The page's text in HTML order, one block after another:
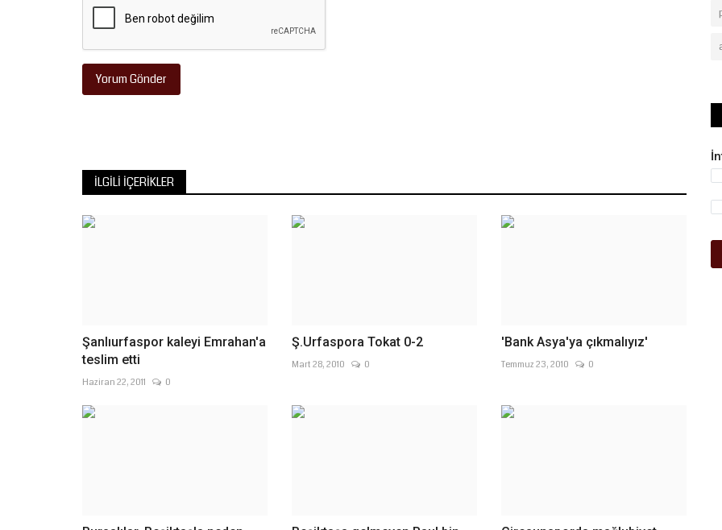
Yorum Gönder
İLGILI İÇERIKLER
Şanlıurfaspor kaleyi Emrahan'a
teslim etti
Haziran 22, 2011 0
Ş.Urfaspora Tokat 0-2
Mart 28, 2010 0
'Bank Asya'ya çıkmalıyız'
Temmuz 23, 2010 0